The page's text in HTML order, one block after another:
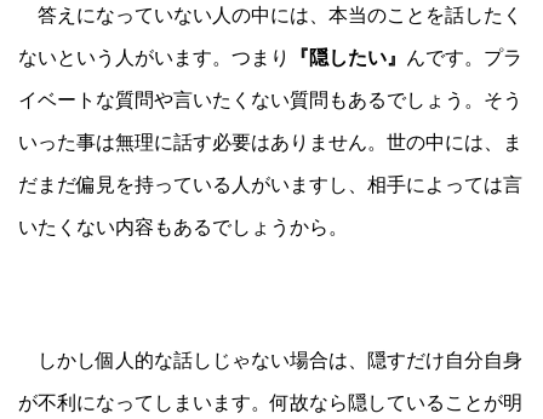
答えになっていない人の中には、本当のことを話したく
ないという人がいます。つまり
『隠したい』 んです。プラ
イベートな質問や言いたくない質問もあるでしょう。そう
いった事は無理に話す必要はありません。世の中には、ま
だまだ偏見を持っている人がいますし、相手によっては言
いたくない内容もあるでしょうから。
しかし個人的な話しじゃない場合は、隠すだけ自分自身
が不利になってしまいます。何故なら隠していることが明